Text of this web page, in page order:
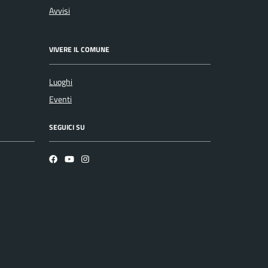
Avvisi
VIVERE IL COMUNE
Luoghi
Eventi
SEGUICI SU
Facebook
YouTubeInstagram